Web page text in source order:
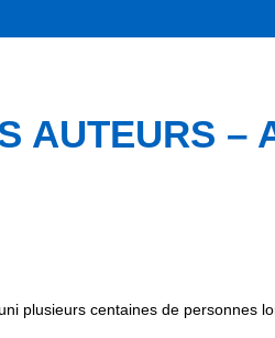
AUTEURS –
plusieurs centaines de personnes